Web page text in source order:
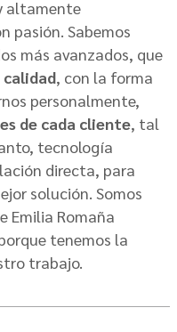
altamente
pasión. Sabemos
más avanzados, que
, con la forma
personalmente,
de cada cliente, tal
tecnología
directa, para
solución. Somos
Emilia Romaña
tenemos la
trabajo.